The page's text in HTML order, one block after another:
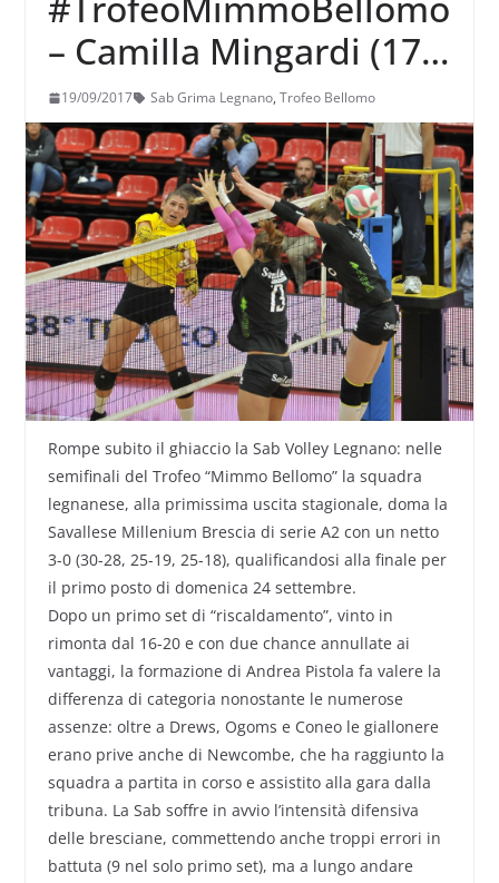
– Camilla Mingardi (17
punti)guida Legnano in
finale
19/09/2017 Sab Grima Legnano, Trofeo Bellomo
Rompe subito il ghiaccio la Sab Volley Legnano: nelle
semifinali del Trofeo “Mimmo Bellomo” la squadra
legnanese, alla primissima uscita stagionale, doma la
Savallese Millenium Brescia di serie A2 con un netto
3-0 (30-28, 25-19, 25-18), qualificandosi alla finale per
il primo posto di domenica 24 settembre.
Dopo un primo set di “riscaldamento”, vinto in
rimonta dal 16-20 e con due chance annullate ai
vantaggi, la formazione di Andrea Pistola fa valere la
differenza di categoria nonostante le numerose
assenze: oltre a Drews, Ogoms e Coneo le giallonere
erano prive anche di Newcombe, che ha raggiunto la
squadra a partita in corso e assistito alla gara dalla
tribuna. La Sab soffre in avvio l’intensità difensiva
delle bresciane, commettendo anche troppi errori in
battuta (9 nel solo primo set), ma a lungo andare